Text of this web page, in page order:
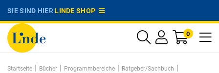
SIE SIND HIERLINDE SHOP
0
Startseite | Bücher | Programmbereiche | Ratgeber/Sachbuch |